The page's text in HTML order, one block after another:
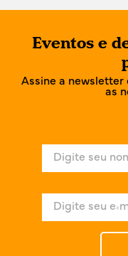
Eventos e
Assine a newsletter
as
e